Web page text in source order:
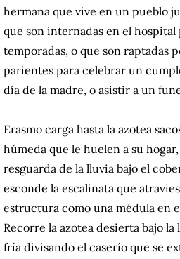
hermana que vive en un pueblo
que son internadas en el hospital
temporadas, o que son raptadas
parientes para celebrar un
día de la madre, o asistir a un
Erasmo carga hasta la azotea
húmeda que le huelen a su hogar,
resguarda de la lluvia bajo el
esconde la escalinata que
estructura como una médula en
Recorre la azotea desierta bajo la
fría divisando el caserío que se